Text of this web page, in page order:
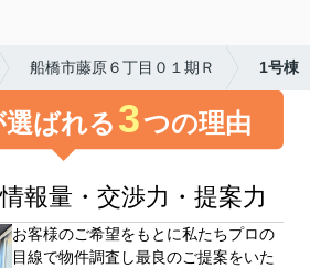
船橋市藤原６丁目０１期Ｒ 1号棟
ばれる 3つの理由
報量・交渉⼒・提案⼒
お客様のご希望をもとに私たちプロの
目線で物件調査し最良のご提案をいた